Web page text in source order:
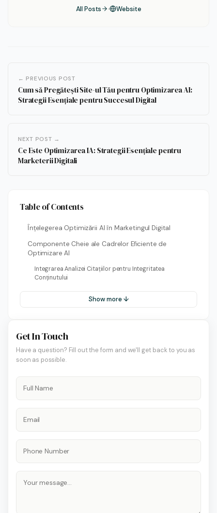
All Posts Website
← PREVIOUS POST
Cum să Pregătești Site-ul Tău pentru Optimizarea AI:
Strategii Esențiale pentru Succesul Digital
NEXT POST →
Ce Este Optimizarea IA: Strategii Esențiale pentru
Marketerii Digitali
Table of Contents
Înțelegerea Optimizării AI în Marketingul Digital
Componente Cheie ale Cadrelor Eficiente de
Optimizare AI
Integrarea Analizei Citațiilor pentru Integritatea
Conținutului
Show more ↓
Get In Touch
Have a question? Fill out the form and we'll get back to you as
soon as possible.